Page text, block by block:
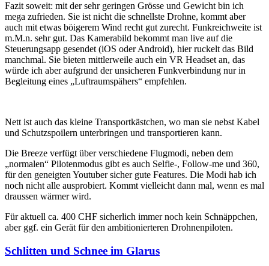
Fazit soweit: mit der sehr geringen Grösse und Gewicht bin ich
mega zufrieden. Sie ist nicht die schnellste Drohne, kommt aber
auch mit etwas böigerem Wind recht gut zurecht. Funkreichweite ist
m.M.n. sehr gut. Das Kamerabild bekommt man live auf die
Steuerungsapp gesendet (iOS oder Android), hier ruckelt das Bild
manchmal. Sie bieten mittlerweile auch ein VR Headset an, das
würde ich aber aufgrund der unsicheren Funkverbindung nur in
Begleitung eines „Luftraumspähers“ empfehlen.
Nett ist auch das kleine Transportkästchen, wo man sie nebst Kabel
und Schutzspoilern unterbringen und transportieren kann.
Die Breeze verfügt über verschiedene Flugmodi, neben dem
„normalen“ Pilotenmodus gibt es auch Selfie-, Follow-me und 360,
für den geneigten Youtuber sicher gute Features. Die Modi hab ich
noch nicht alle ausprobiert. Kommt vielleicht dann mal, wenn es mal
draussen wärmer wird.
Für aktuell ca. 400 CHF sicherlich immer noch kein Schnäppchen,
aber ggf. ein Gerät für den ambitionierteren Drohnenpiloten.
Schlitten und Schnee im Glarus